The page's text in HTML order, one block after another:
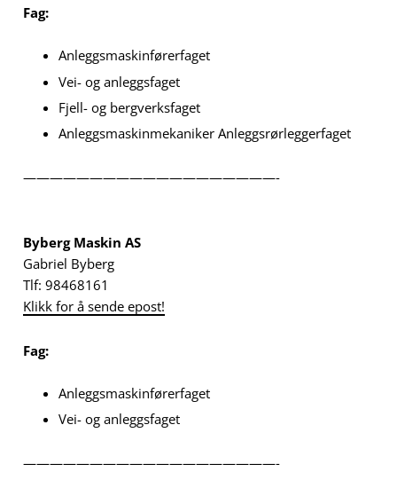
Fag:
Anleggsmaskinførerfaget
Vei- og anleggsfaget
Fjell- og bergverksfaget
Anleggsmaskinmekaniker Anleggsrørleggerfaget
———————————————————-
Byberg Maskin AS
Gabriel Byberg
Tlf: 98468161
Klikk for å sende epost!
Fag:
Anleggsmaskinførerfaget
Vei- og anleggsfaget
———————————————————-